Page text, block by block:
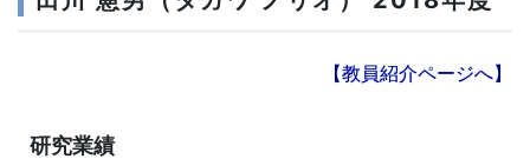
【教員紹介ページへ】
研究業績